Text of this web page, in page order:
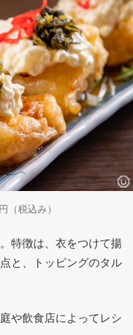
（税込み）
特徴は、衣をつけて揚
と、トッピングのタル
や飲食店によってレシ